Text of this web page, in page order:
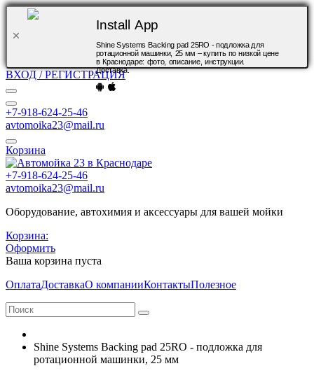
Install App
Shine Systems Backing pad 25RO - подложка для
ротационной машинки, 25 мм – купить по низкой цене
в Краснодаре: фото, описание, инструкции.
Доставка.
ВХОД / РЕГИСТРАЦИЯ
+7-918-624-25-46
avtomoika23@mail.ru
Корзина
+7-918-624-25-46
avtomoika23@mail.ru
Оборудование, автохимия и аксессуары для вашей мойки
Корзина:
Оформить
Ваша корзина пуста
ОплатаДоставкаО компанииКонтактыПолезное
Shine Systems Backing pad 25RO - подложка для
ротационной машинки, 25 мм